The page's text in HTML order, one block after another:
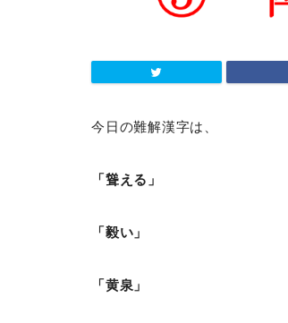
今日の難解漢字は、
「聳える」
「毅い」
「黄泉」